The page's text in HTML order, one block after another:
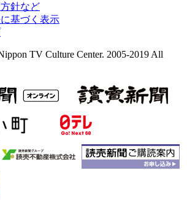
針など
基づく表示
TV Culture Center. 2005-2019 All